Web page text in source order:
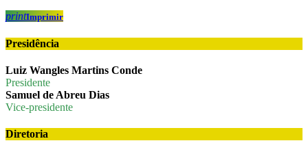
printImprimir
Presidência
Luiz Wangles Martins Conde
Presidente
Samuel de Abreu Dias
Vice-presidente
Diretoria